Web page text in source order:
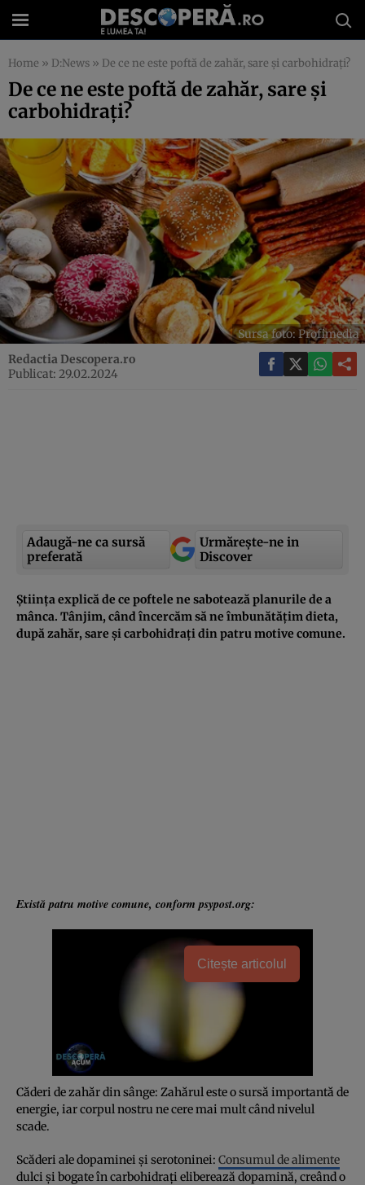
Home » D:News » De ce ne este poftă de zahăr, sare și carbohidrați?
De ce ne este poftă de zahăr, sare și
carbohidrați?
Sursa foto: Profimedia
Redactia Descopera.ro
Publicat: 29.02.2024
Adaugă-ne ca sursă
preferată
Urmărește-ne in
Discover
Știința explică de ce poftele ne sabotează planurile de a
mânca. Tânjim, când încercăm să ne îmbunătățim dieta,
după zahăr, sare și carbohidrați din patru motive comune.
Există patru motive comune, conform psypost.org:
Citește articolul
Căderi de zahăr din sânge: Zahărul este o sursă importantă de
energie, iar corpul nostru ne cere mai mult când nivelul
scade.
Scăderi ale dopaminei și serotoninei: Consumul de alimente
dulci și bogate în carbohidrați eliberează dopamină, creând o